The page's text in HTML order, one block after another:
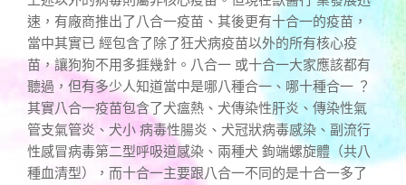
速，有廠商推出了八合一疫苗、其後更有十合一的疫苗，
當中其實已 經包含了除了狂犬病疫苗以外的所有核心疫
苗，讓狗狗不用多捱幾針。八合一 或十合一大家應該都有
聽過，但有多少人知道當中是哪八種合一、哪十種合一 ？
其實八合一疫苗包含了犬瘟熱、犬傳染性肝炎、傳染性氣
管支氣管炎、犬小 病毒性腸炎、犬冠狀病毒感染、副流行
性感冒病毒第二型呼吸道感染、兩種犬 鉤端螺旋體（共八
種血清型），而十合一主要跟八合一不同的是十合一多了